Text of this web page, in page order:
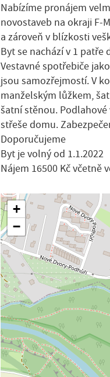
Nabízíme pronájem
novostaveb na okraji F-
a zároveň v blízkosti
Byt se nachází v 1
Vestavné spotřebiče
jsou samozřejmostí. V
manželským lůžkem,
šatní stěnou.
střeše domu.
Doporučujeme
Byt je volný od 1.1.2022
Nájem 16500 Kč včetně
+
−